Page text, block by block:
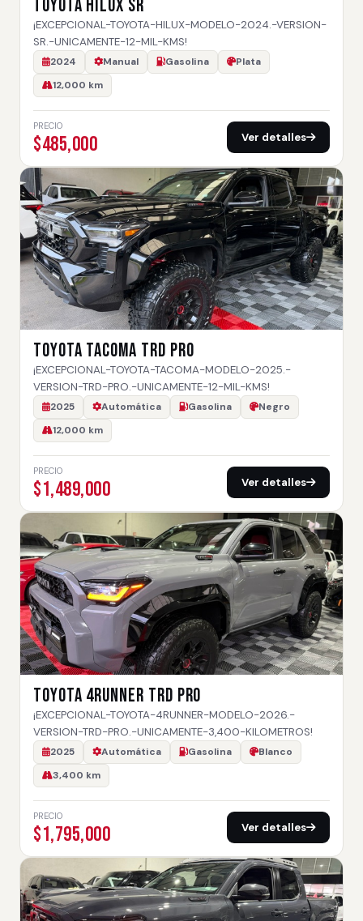
TOYOTA HILUX SR
¡EXCEPCIONAL-TOYOTA-HILUX-MODELO-2024.-VERSION-
SR.-UNICAMENTE-12-MIL-KMS!
2024 Manual Gasolina
Plata
12,000 km
PRECIO
$485,000 Ver detalles
TOYOTA TACOMA TRD PRO
¡EXCEPCIONAL-TOYOTA-TACOMA-MODELO-2025.-
VERSION-TRD-PRO.-UNICAMENTE-12-MIL-KMS!
2025 Automática Gasolina
Negro
12,000 km
PRECIO
$1,489,000 Ver detalles
TOYOTA 4RUNNER TRD PRO
¡EXCEPCIONAL-TOYOTA-4RUNNER-MODELO-2026.-
VERSION-TRD-PRO.-UNICAMENTE-3,400-KILOMETROS!
2025 Automática Gasolina
Blanco
3,400 km
PRECIO
$1,795,000 Ver detalles